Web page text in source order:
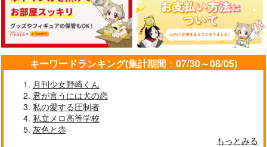
キーワードランキング(集計期間：07/30～08/05)
月刊少女野崎くん
君が言うには犬の恋
私の愛する圧制者
私立メロ高等学校
灰色と赤
もっとみる